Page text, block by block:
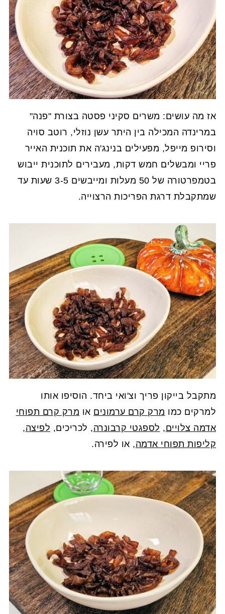
אז מה עושים: משרים סקיני פסטה בצורת "פנה"
במרינדה המכילה בין היתר עשן נוזלי, רוטב סויה
וסירופ מייפל, מפעילים בנינג'ה את תוכנית האייר
פריי ומבשלים חמש דקות, מעבירים לתוכנית ייבוש
בטמפרטורה של 50 מעלות ומייבשים 3-5 שעות עד
שמתקבלת דרגת הפריכות הרצוייה.
מתקבל בייקון פריך וצ'ואי ביחד. הוסיפו אותו
למרקים כמו מרק קרם ערמונים או מרק קרם תפוחי
אדמה צלויים, לספגטי קרבונרה, לכריכים, לפיצה,
קליפות תפוחי אדמה, או לפירה.